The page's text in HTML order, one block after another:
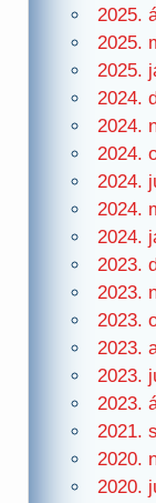
2025.
2025.
2025.
2024.
2024.
2024.
2024.
2024.
2024.
2023.
2023.
2023.
2023.
2023.
2023.
2021.
2020.
2020.